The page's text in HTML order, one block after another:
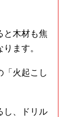
と木材も焦
ます。
「火起こし
し、ドリル